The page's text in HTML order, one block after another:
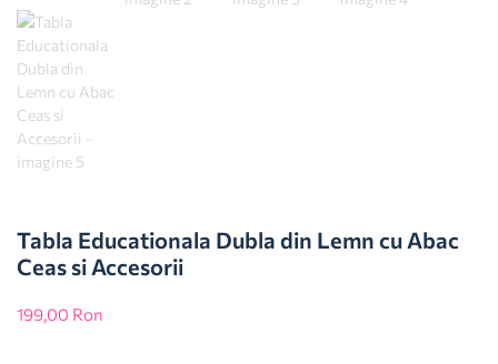
Tabla Educationala Dubla din Lemn cu Abac
Ceas si Accesorii
199,00 Ron